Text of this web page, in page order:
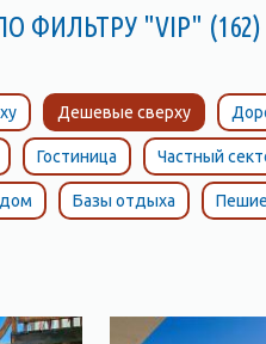
ФИЛЬТРУ "VIP" (162)
Дешевые сверху
Гостиница Частный
Базы отдыха